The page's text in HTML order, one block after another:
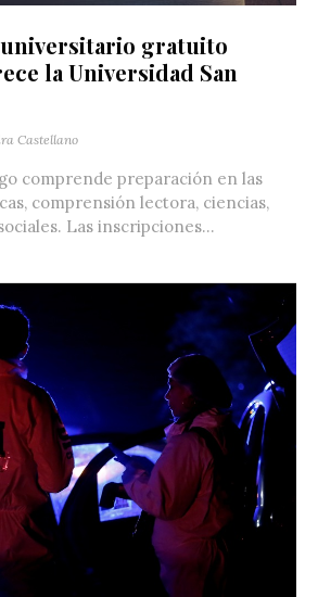
gratuito
la Universidad San
Castellano
comprende preparación en las
comprensión lectora, ciencias,
Las inscripciones...